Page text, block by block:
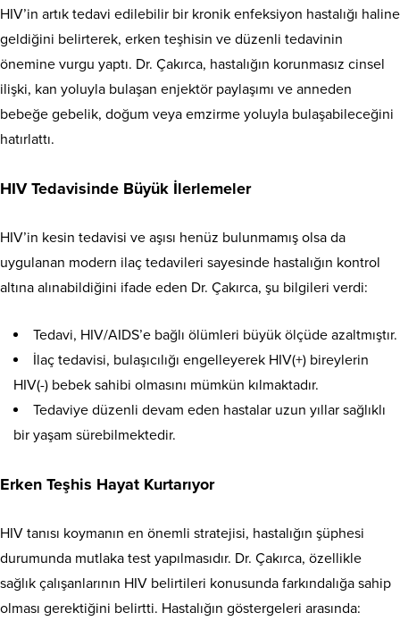
HIV’in artık tedavi edilebilir bir kronik enfeksiyon hastalığı haline
geldiğini belirterek, erken teşhisin ve düzenli tedavinin
önemine vurgu yaptı. Dr. Çakırca, hastalığın korunmasız cinsel
ilişki, kan yoluyla bulaşan enjektör paylaşımı ve anneden
bebeğe gebelik, doğum veya emzirme yoluyla bulaşabileceğini
hatırlattı.
HIV Tedavisinde Büyük İlerlemeler
HIV’in kesin tedavisi ve aşısı henüz bulunmamış olsa da
uygulanan modern ilaç tedavileri sayesinde hastalığın kontrol
altına alınabildiğini ifade eden Dr. Çakırca, şu bilgileri verdi:
Tedavi, HIV/AIDS’e bağlı ölümleri büyük ölçüde azaltmıştır.
İlaç tedavisi, bulaşıcılığı engelleyerek HIV(+) bireylerin
HIV(-) bebek sahibi olmasını mümkün kılmaktadır.
Tedaviye düzenli devam eden hastalar uzun yıllar sağlıklı
bir yaşam sürebilmektedir.
Erken Teşhis Hayat Kurtarıyor
HIV tanısı koymanın en önemli stratejisi, hastalığın şüphesi
durumunda mutlaka test yapılmasıdır. Dr. Çakırca, özellikle
sağlık çalışanlarının HIV belirtileri konusunda farkındalığa sahip
olması gerektiğini belirtti. Hastalığın göstergeleri arasında: